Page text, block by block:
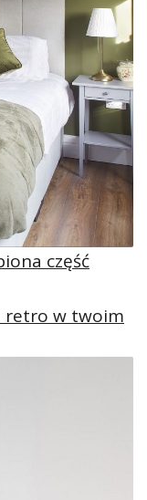
część
retro w twoim